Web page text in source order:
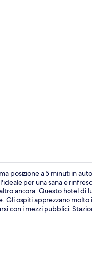
posizione a 5 minuti in
per una sana e
ancora. Questo hotel di
Gli ospiti apprezzano
con i mezzi pubblici: